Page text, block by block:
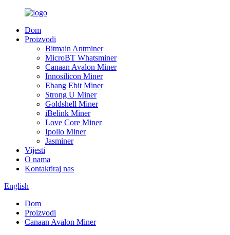
Dom
Proizvodi
Bitmain Antminer
MicroBT Whatsminer
Canaan Avalon Miner
Innosilicon Miner
Ebang Ebit Miner
Strong U Miner
Goldshell Miner
iBelink Miner
Love Core Miner
Ipollo Miner
Jasminer
Vijesti
O nama
Kontaktiraj nas
English
Dom
Proizvodi
Canaan Avalon Miner